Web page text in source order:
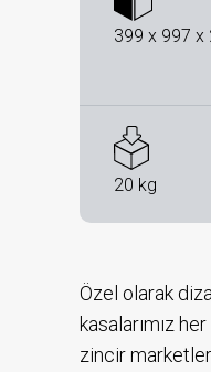
399 x 997 x
20 kg
Özel olarak
kasalarımız
zincir